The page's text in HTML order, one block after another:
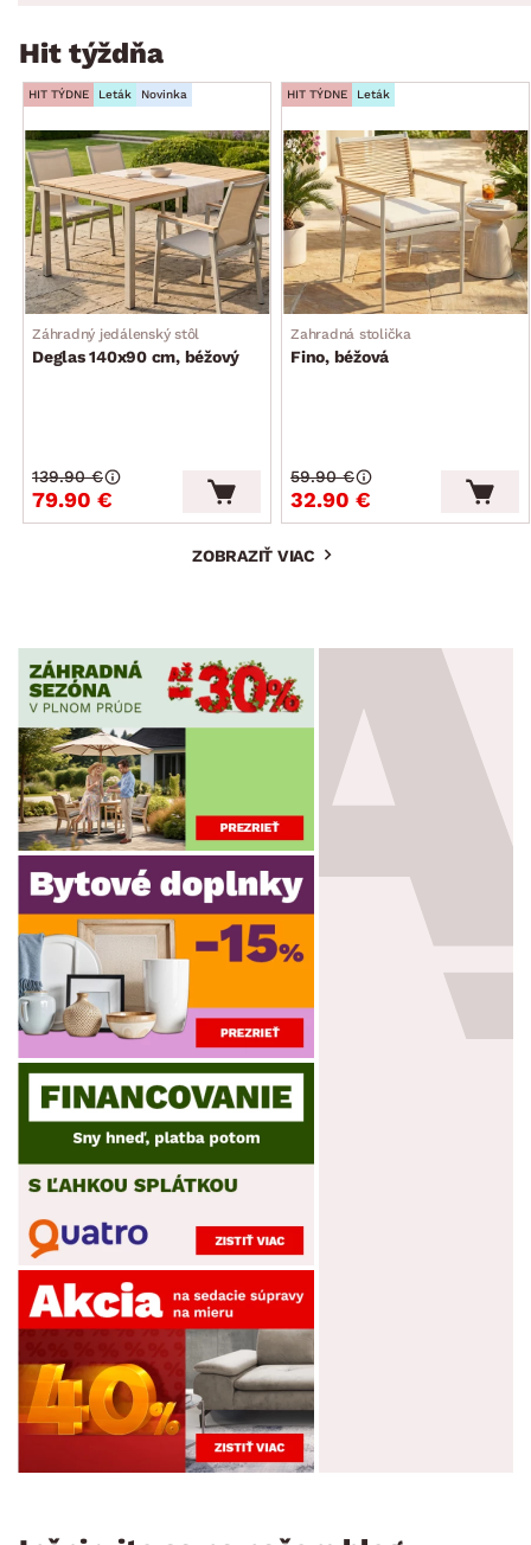
Hit týždňa
HIT TÝDNE Leták Novinka
Záhradný jedálenský stôl
Deglas 140x90 cm, béžový
79.90 €
139.90 €
HIT TÝDNE Leták
Zahradná stolička
Fino, béžová
32.90 €
59.90 €
ZOBRAZIŤ VIAC